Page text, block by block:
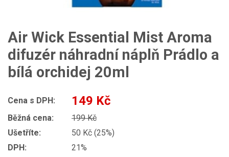
Air Wick Essential Mist Aroma
difuzér náhradní náplň Prádlo a
bílá orchidej 20ml
Cena s DPH: 149 Kč
Běžná cena:
199 Kč
Ušetříte:
50 Kč (25%)
DPH:
21%